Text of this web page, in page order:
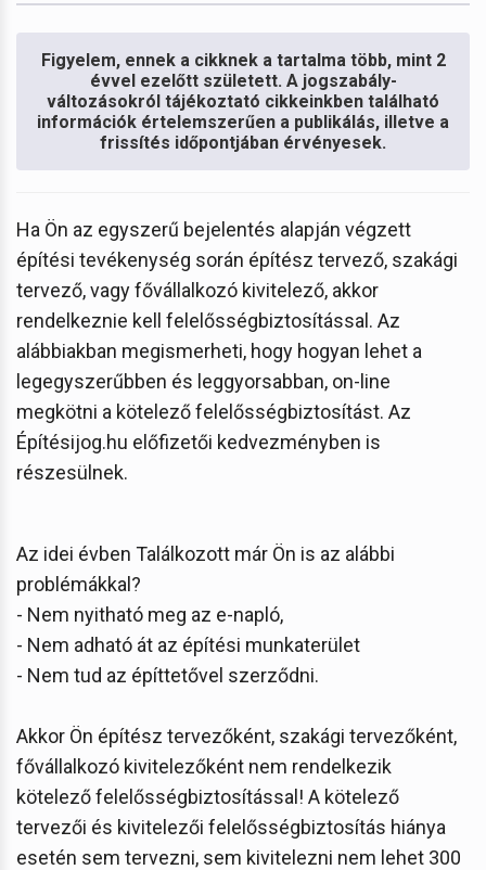
Figyelem, ennek a cikknek a tartalma több, mint 2
évvel ezelőtt született. A jogszabály-
változásokról tájékoztató cikkeinkben található
információk értelemszerűen a publikálás, illetve a
frissítés időpontjában érvényesek.
Ha Ön az egyszerű bejelentés alapján végzett
építési tevékenység során építész tervező, szakági
tervező, vagy fővállalkozó kivitelező, akkor
rendelkeznie kell felelősségbiztosítással. Az
alábbiakban megismerheti, hogy hogyan lehet a
legegyszerűbben és leggyorsabban, on-line
megkötni a kötelező felelősségbiztosítást. Az
Építésijog.hu előfizetői kedvezményben is
részesülnek.
Az idei évben Találkozott már Ön is az alábbi
problémákkal?
- Nem nyitható meg az e-napló,
- Nem adható át az építési munkaterület
- Nem tud az építtetővel szerződni.
Akkor Ön építész tervezőként, szakági tervezőként,
fővállalkozó kivitelezőként nem rendelkezik
kötelező felelősségbiztosítással! A kötelező
tervezői és kivitelezői felelősségbiztosítás hiánya
esetén sem tervezni, sem kivitelezni nem lehet 300